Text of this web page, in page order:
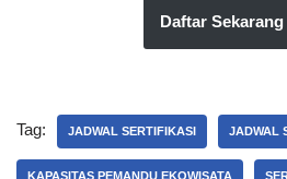
Daftar
Tag: JADWAL SERTIFIKASI JADWAL
KAPASITAS PEMANDU EKOWISATA